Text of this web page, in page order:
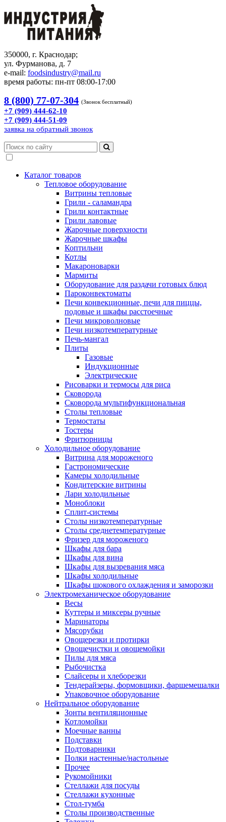
350000, г. Краснодар;
ул. Фурманова, д. 7
e-mail: foodsindustry@mail.ru
время работы: пн-пт 08:00-17:00
8 (800) 77-07-304 (Звонок бесплатный)
+7 (909) 444-62-10
+7 (909) 444-51-09
заявка на обратный звонок
Каталог товаров
Тепловое оборудование
Витрины тепловые
Грили - саламандра
Грили контактные
Грили лавовые
Жарочные поверхности
Жарочные шкафы
Коптильни
Котлы
Макароноварки
Мармиты
Оборудование для раздачи готовых блюд
Пароконвектоматы
Печи конвекционные, печи для пиццы,
подовые и шкафы расстоечные
Печи микроволновые
Печи низкотемпературные
Печь-мангал
Плиты
Газовые
Индукционные
Электрические
Рисоварки и термосы для риса
Сковорода
Сковорода мультифункциональная
Столы тепловые
Термостаты
Тостеры
Фритюрницы
Холодильное оборудование
Витрина для мороженого
Гастрономические
Камеры холодильные
Кондитерские витрины
Лари холодильные
Моноблоки
Сплит-системы
Столы низкотемпературные
Столы среднетемпературные
Фризер для мороженого
Шкафы для бара
Шкафы для вина
Шкафы для вызревания мяса
Шкафы холодильные
Шкафы шокового охлаждения и заморозки
Электромеханическое оборудование
Весы
Куттеры и миксеры ручные
Маринаторы
Мясорубки
Овощерезки и протирки
Овощечистки и овощемойки
Пилы для мяса
Рыбочистка
Слайсеры и хлеборезки
Тендерайзеры, формовщики, фаршемешалки
Упаковочное оборудование
Нейтральное оборудование
Зонты вентиляционные
Котломойки
Моечные ванны
Подставки
Подтоварники
Полки настенные/настольные
Прочее
Рукомойники
Стеллажи для посуды
Стеллажи кухонные
Стол-тумба
Столы производственные